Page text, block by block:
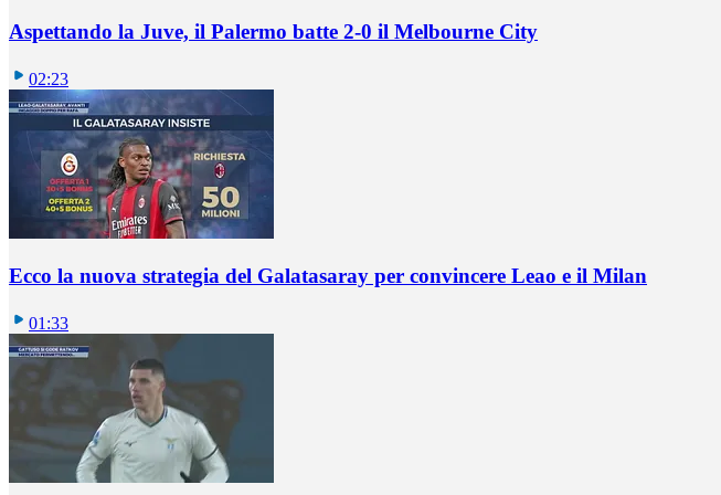
Aspettando la Juve, il Palermo batte 2-0 il Melbourne City
02:23
Ecco la nuova strategia del Galatasaray per convincere Leao e il Milan
01:33